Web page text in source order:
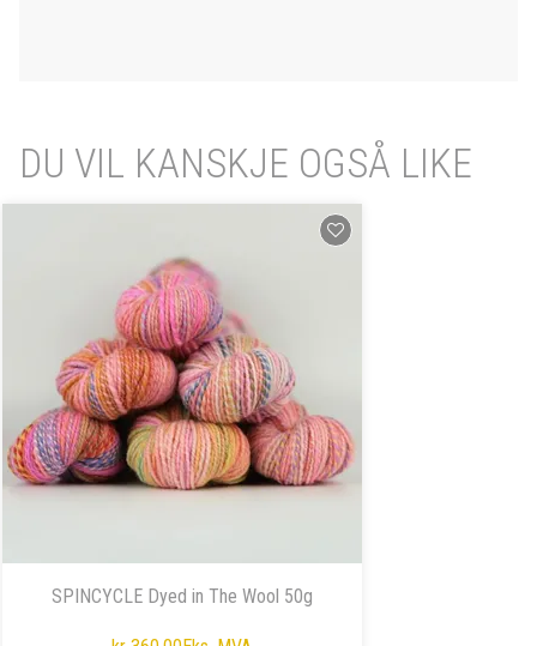
DU VIL KANSKJE OGSÅ LIKE
SPINCYCLE Dyed in The Wool 50g